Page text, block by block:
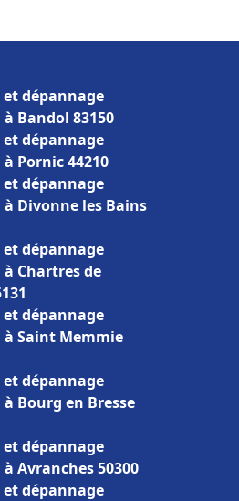
dépannage
Bandol 83150
dépannage
Pornic 44210
dépannage
Divonne les Bains
dépannage
Chartres de
dépannage
Saint Memmie
dépannage
Bourg en Bresse
dépannage
Avranches 50300
dépannage